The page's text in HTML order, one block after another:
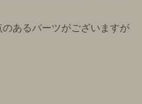
あるパーツがございますが